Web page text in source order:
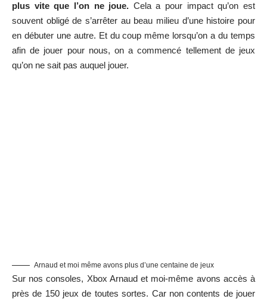
plus vite que l’on ne joue. Cela a pour impact qu’on est
souvent obligé de s’arrêter au beau milieu d’une histoire pour
en débuter une autre. Et du coup même lorsqu’on a du temps
afin de jouer pour nous, on a commencé tellement de jeux
qu’on ne sait pas auquel jouer.
Arnaud et moi même avons plus d’une centaine de jeux
Sur nos consoles, Xbox Arnaud et moi-même avons accès à
près de 150 jeux de toutes sortes. Car non contents de jouer